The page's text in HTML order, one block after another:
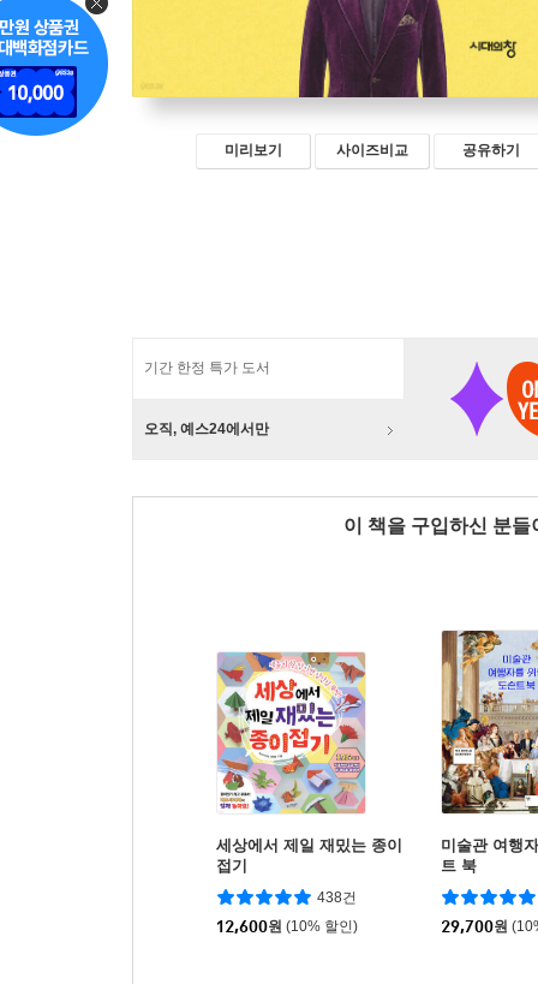
미리보기 사이즈비교 공유하기
기간 한정 특가 도서
오직, 예스24에서만
이 책을 구입하신 분
세상에서 제일 재밌는 종이
접기
438건
12,600원 (10% 할인)
미술관 여행
트 북
29,700원